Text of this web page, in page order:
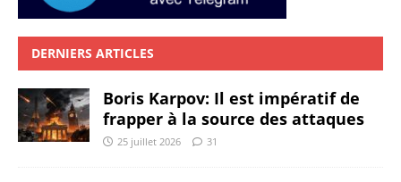
DERNIERS ARTICLES
Boris Karpov: Il est impératif de
frapper à la source des attaques
25 juillet 2026 31